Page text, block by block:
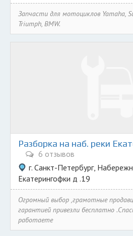
Запчасти для мотоциклов Yamaha,
Triumph, BMW.
Разборка на наб. реки
6 отзывов
г. Санкт-Петербург,
Екатерингофки д .19
Огромный выбор ,грамотные
гарантией привезли бесплатно
работаете